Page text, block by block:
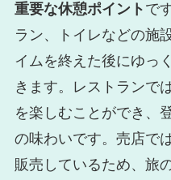
重要な休憩ポイント で
ラン、トイレなどの施
イムを終えた後にゆっ
きます。レストランで
を楽しむことができ、
の味わいです。売店で
販売しているため、旅